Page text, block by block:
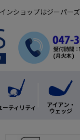
ンショップはジーパーズ
ーティリティ アイアン・
ウェッジ